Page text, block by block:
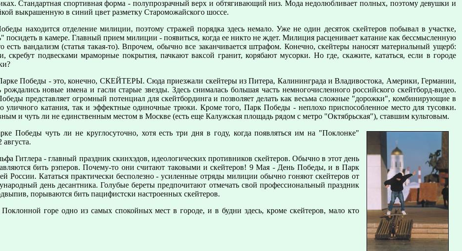
Стандартная спортивная форма - полупрозрачный верх и обтягивающий низ. Мода недолюбливает полных, поэтому девушки и
выкрашенную в синий цвет разметку Староможайского шоссе.
находится отделение милиции, поэтому стражей порядка здесь немало. Уже не один десяток скейтеров побывал в участке,
посидеть в камере. Главный прием милиции - появиться, когда ее никто не ждет. Милиция расценивает катание как бессмысленную
есть вандализм (статья такая-то). Впрочем, обычно все заканчивается штрафом. Конечно, скейтеры наносят материальный ущерб:
скребут подвесками мраморные покрытия, пачкают ваксой гранит, корябают мусорки. Но где, скажите, кататься, если в городе
Парке Победы - это, конечно, СКЕЙТЕРЫ. Сюда приезжали скейтеры из Питера, Калининграда и Владивостока, Америки, Германии,
новые имена и гасли старые звезды. Здесь снималась большая часть немногочисленного российского скейтборд-видео.
представляет огромный потенциал для скейтбординга и позволяет делать как весьма сложные "дорожки", комбинирующие в
уличного катания, так и эффектные одиночные трюки. Кроме того, Парк Победы - неплохо приспособленное место для тусовки.
и чуть ли не единственным местом в Москве (есть еще Калужская площадь рядом с метро "Октябрьская"), ставшим культовым.
Победы чуть ли не круглосуточно, хотя есть три дня в году, когда появляться им на "Поклонке"
Гитлера - главный праздник скинхэдов, идеологических противников скейтеров. Обычно в этот день
бить рэперов. Почему-то они считают таковыми и скейтеров! 9 Мая - День Победы, и в Парк
России. Кататься практически бесполезно - усиленные отряды милиции обычно гоняют скейтеров от
день десантника. Голубые береты предпочитают отмечать свой профессиональный праздник
порываются бить пацифистски настроенных скейтеров.
горе одно из самых спокойных мест в городе, и в будни здесь, кроме скейтеров, мало кто